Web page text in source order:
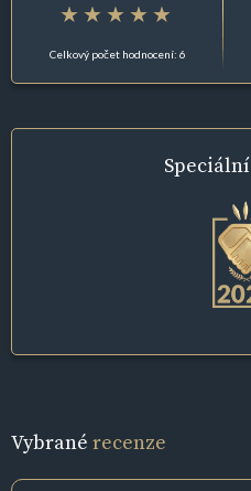
Celkový počet hodnocení: 6
Speciální
Vybrané recenze